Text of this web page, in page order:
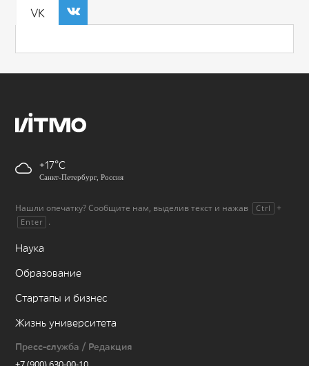
VK
+17
Санкт-Петербург, Россия
Нашли опечатку? Сообщите нам, выделив текст и нажав Ctrl +
Enter .
Наука
Образование
Стартапы и бизнес
Жизнь университета
Пресс-служба / Редакция